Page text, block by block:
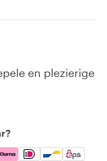
en plezierige
Pay, Google